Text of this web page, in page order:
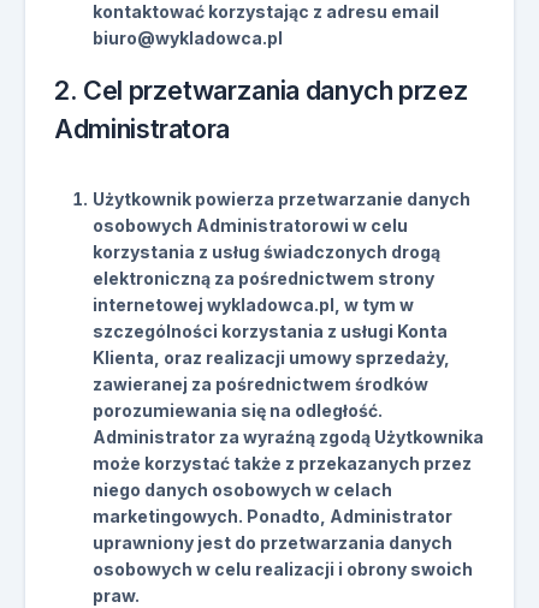
kontaktować korzystając z adresu email
biuro@wykladowca.pl
2. Cel przetwarzania danych przez
Administratora
Użytkownik powierza przetwarzanie danych
osobowych Administratorowi w celu
korzystania z usług świadczonych drogą
elektroniczną za pośrednictwem strony
internetowej wykladowca.pl, w tym w
szczególności korzystania z usługi Konta
Klienta, oraz realizacji umowy sprzedaży,
zawieranej za pośrednictwem środków
porozumiewania się na odległość.
Administrator za wyraźną zgodą Użytkownika
może korzystać także z przekazanych przez
niego danych osobowych w celach
marketingowych. Ponadto, Administrator
uprawniony jest do przetwarzania danych
osobowych w celu realizacji i obrony swoich
praw.